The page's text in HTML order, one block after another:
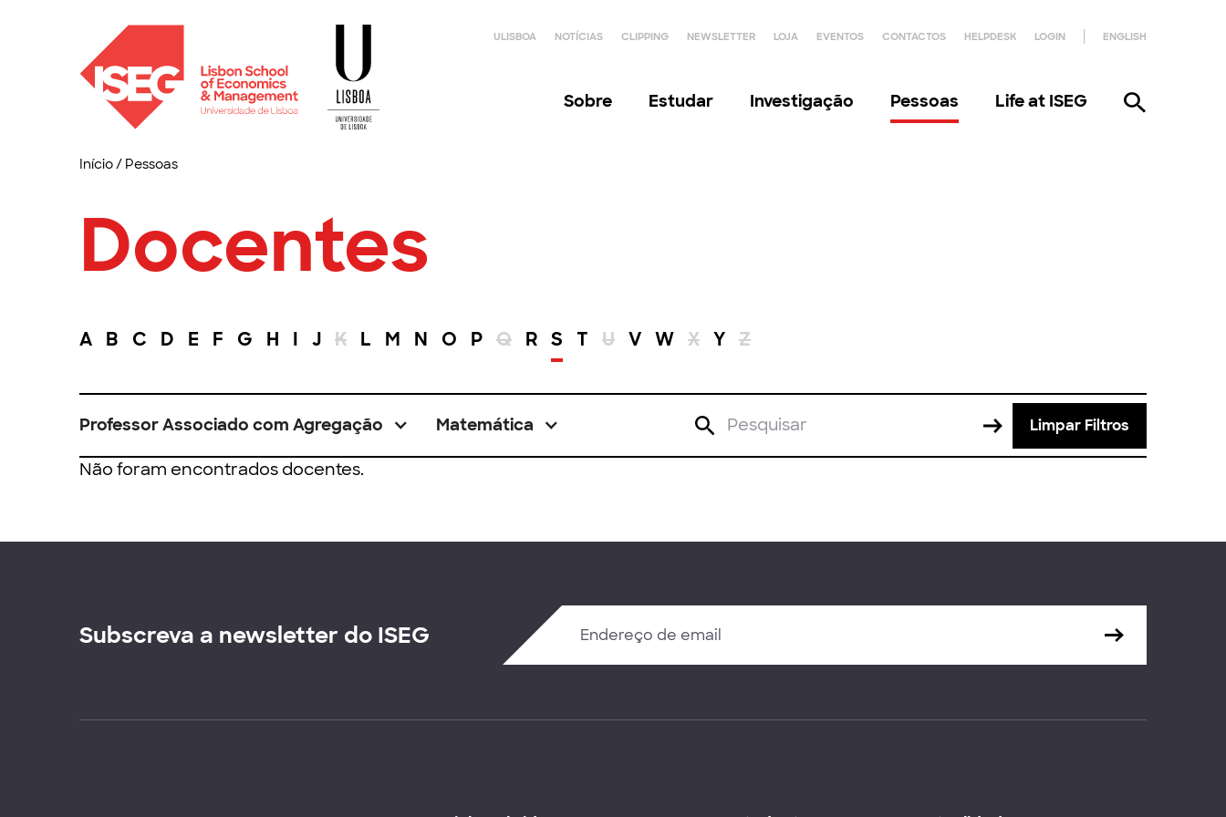
ULISBOA NOTÍCIAS CLIPPING NEWSLETTER LOJA EVENTOS CONTACTOS HELPDESK LOGIN ENGLISH
Sobre Estudar Investigação Pessoas Life at ISEG
Início/ Pessoas
Docentes
A B C D E F G H I J K L M N O P Q R S T U V W X Y Z
Professor Associado com Agregação Matemática Limpar Filtros
Não foram encontrados docentes.
Subscreva a newsletter do ISEG